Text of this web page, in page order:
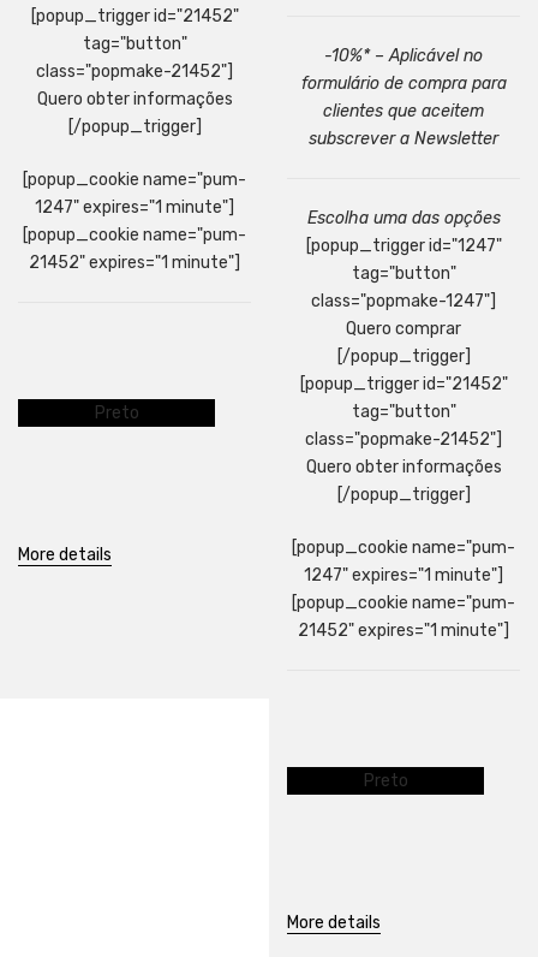
[popup_trigger id="21452"
tag="button"
class="popmake-21452"]
Quero obter informações
[/popup_trigger]
[popup_cookie name="pum-
1247" expires="1 minute"]
[popup_cookie name="pum-
21452" expires="1 minute"]
Preto
More details
-10%* – Aplicável no
formulário de compra para
clientes que aceitem
subscrever a Newsletter
Escolha uma das opções
[popup_trigger id="1247"
tag="button"
class="popmake-1247"]
Quero comprar
[/popup_trigger]
[popup_trigger id="21452"
tag="button"
class="popmake-21452"]
Quero obter informações
[/popup_trigger]
[popup_cookie name="pum-
1247" expires="1 minute"]
[popup_cookie name="pum-
21452" expires="1 minute"]
Preto
More details